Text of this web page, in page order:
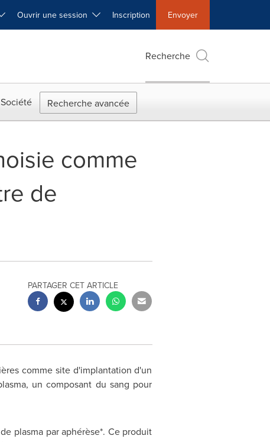
Ouvrir une session Inscription Envoyer
Recherche
Société Recherche avancée
comme
de
PARTAGER CET ARTICLE
comme site d'implantation d'un
un composant du sang pour
plasma par aphérèse*. Ce produit